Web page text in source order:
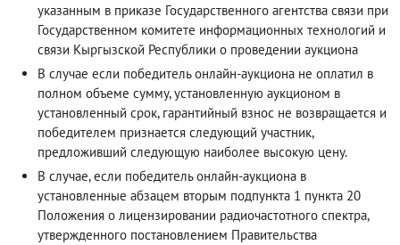
указанным в приказе Государственного агентства связи при
Государственном комитете информационных технологий и
связи Кыргызской Республики о проведении аукциона
В случае если победитель онлайн-аукциона не оплатил в
полном объеме сумму, установленную аукционом в
установленный срок, гарантийный взнос не возвращается и
победителем признается следующий участник,
предложивший следующую наиболее высокую цену.
В случае, если победитель онлайн-аукциона в
установленные абзацем вторым подпункта 1 пункта 20
Положения о лицензировании радиочастотного спектра,
утвержденного постановлением Правительства